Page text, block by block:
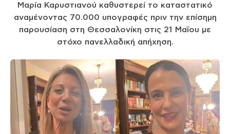
Μαρία Καρυστιανού καθυστερεί το καταστατικό
αναμένοντας 70.000 υπογραφές πριν την επίσημη
παρουσίαση στη Θεσσαλονίκη στις 21 Μαΐου με
στόχο πανελλαδική απήχηση.